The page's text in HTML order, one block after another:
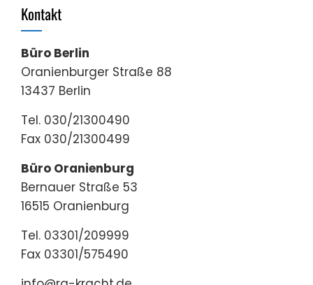
Kontakt
Büro Berlin
Oranienburger Straße 88
13437 Berlin
Tel. 030/21300490
Fax 030/21300499
Büro Oranienburg
Bernauer Straße 53
16515 Oranienburg
Tel. 03301/209999
Fax 03301/575490